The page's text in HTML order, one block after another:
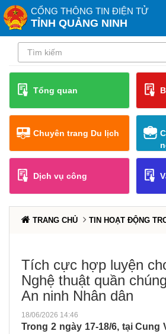
CỔNG THÔNG TIN ĐIỆN TỬ
TỈNH QUẢNG NINH
Tổng quan
Chuyên trang Du lịch
Dịch vụ công
TRANG CHỦ TIN HOẠT ĐỘNG
Tích cực hợp luyện
Nghệ thuật quần
An ninh Nhân dân
18/06/2026 14:46
Trong 2 ngày 17-18/6, tại Cung